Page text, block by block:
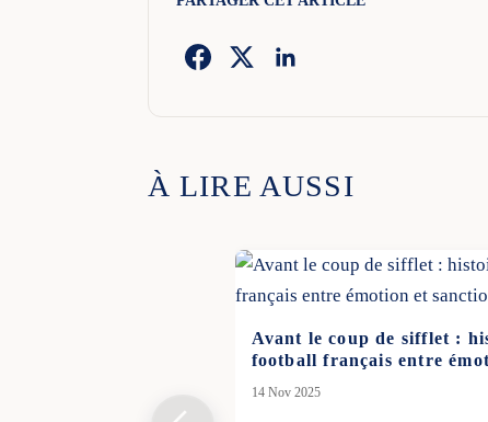
À LIRE AUSSI
Avant le coup de sifflet :
football français entre
14 Nov 2025